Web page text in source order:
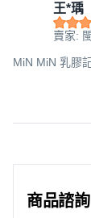
王*瑀
賣家:
MiN MiN 乳膠
商品諮詢